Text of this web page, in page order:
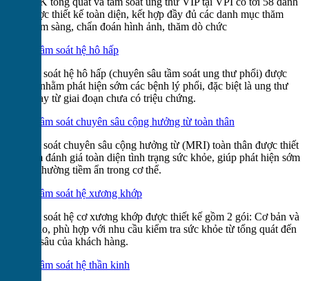
mục được thiết kế toàn diện, kết hợp đầy đủ các danh mục thăm
khám lâm sàng, chẩn đoán hình ảnh, thăm dò chức
Tầm soát hệ hô hấp
Gói tầm soát hệ hô hấp (chuyên sâu tầm soát ung thư phổi) được
thiết kế nhằm phát hiện sớm các bệnh lý phổi, đặc biệt là ung thư
phổi ngay từ giai đoạn chưa có triệu chứng.
Tầm soát chuyên sâu cộng hưởng từ toàn thân
Gói tầm soát chuyên sâu cộng hưởng từ (MRI) toàn thân được thiết
kế nhằm đánh giá toàn diện tình trạng sức khỏe, giúp phát hiện sớm
các bất thường tiềm ẩn trong cơ thể.
Tầm soát hệ xương khớp
Gói tầm soát hệ cơ xương khớp được thiết kế gồm 2 gói: Cơ bản và
Nâng cao, phù hợp với nhu cầu kiểm tra sức khỏe từ tổng quát đến
chuyên sâu của khách hàng.
Tầm soát hệ thần kinh